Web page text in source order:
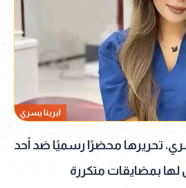
ايرينا يسري
تحريرها محضرًا رسميًا ضد أحد
بمضايقات متكررة